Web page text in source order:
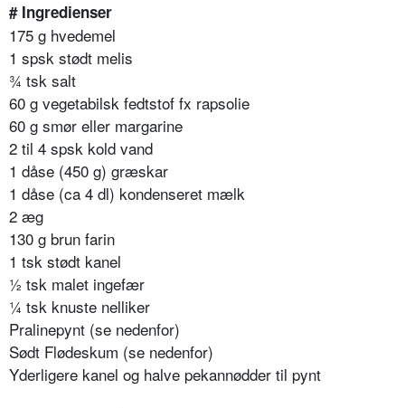
# Ingredienser
175 g hvedemel
1 spsk stødt melis
¾ tsk salt
60 g vegetabilsk fedtstof fx rapsolie
60 g smør eller margarine
2 til 4 spsk kold vand
1 dåse (450 g) græskar
1 dåse (ca 4 dl) kondenseret mælk
2 æg
130 g brun farin
1 tsk stødt kanel
½ tsk malet ingefær
¼ tsk knuste nelliker
Pralinepynt (se nedenfor)
Sødt Flødeskum (se nedenfor)
Yderligere kanel og halve pekannødder til pynt